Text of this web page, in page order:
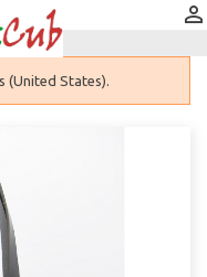

(United States).